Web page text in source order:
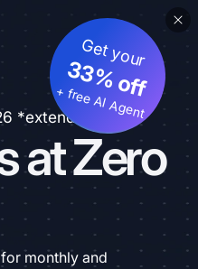
*extended
at Zero
Get your
33% off
+ free AI Agent
for monthly and